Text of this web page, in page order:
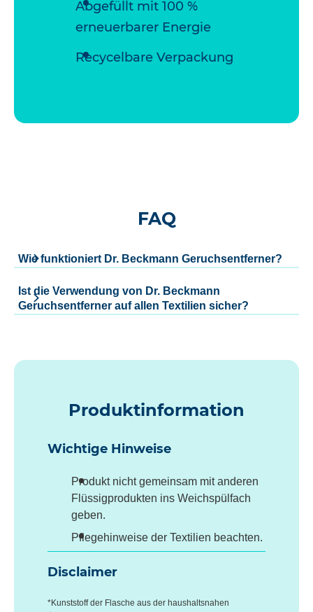
Abgefüllt mit 100 %
erneuerbarer Energie
Recycelbare Verpackung
FAQ
Wie funktioniert Dr. Beckmann Geruchsentferner?
Ist die Verwendung von Dr. Beckmann
Geruchsentferner auf allen Textilien sicher?
Produktinformation
Wichtige Hinweise
Produkt nicht gemeinsam mit anderen
Flüssigprodukten ins Weichspülfach
geben.
Pflegehinweise der Textilien beachten.
Disclaimer
*Kunststoff der Flasche aus der haushaltsnahen